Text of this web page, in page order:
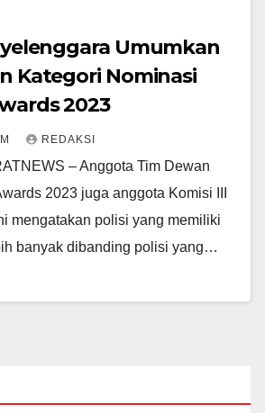
Umumkan
Kategori Nominasi
2023
REDAKSI
– Anggota Tim Dewan
2023 juga anggota Komisi III
mengatakan polisi yang memiliki
banyak dibanding polisi yang…